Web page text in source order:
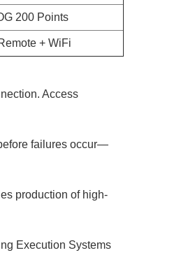
200 Points
+ WiFi
Access
failures occur—
production of high-
Execution Systems